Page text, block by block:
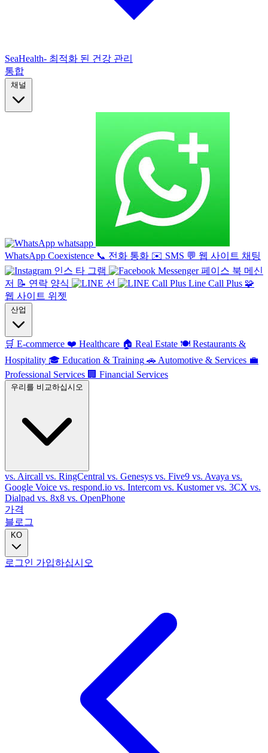
SeaHealth- 최적화 된 건강 관리
통합
채널
whatsapp
WhatsApp Coexistence 📞 전화 통화 ✉️ SMS 💬 웹 사이트 채팅
인스 타 그램
페이스 북 메신
저 📝 연락 양식 선 Line Call Plus 🧩
웹 사이트 위젯
산업
🛒 E-commerce ❤️ Healthcare 🏠 Real Estate 🍽️ Restaurants &
Hospitality 🎓 Education & Training 🚗 Automotive & Services 💼
Professional Services 🏢 Financial Services
우리를 비교하십시오
vs. Aircall vs. RingCentral vs. Genesys vs. Five9 vs. Avaya vs.
Google Voice vs. respond.io vs. Intercom vs. Kustomervs. 3CX vs.
Dialpad vs. 8x8 vs. OpenPhone
가격
블로그
KO
로그인 가입하십시오